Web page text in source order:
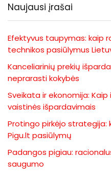
Naujausi įrašai
Efektyvus taupymas: kaip
technikos pasiūlymus
Kanceliarinių prekių
neprarasti kokybės
Sveikata ir ekonomija:
vaistinės išpardavimais
Protingo pirkėjo strategija:
Pigu.lt pasiūlymų
Padangos pigiau:
saugumo